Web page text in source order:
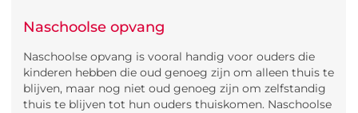
Naschoolse opvang
Naschoolse opvang is vooral handig voor ouders die
kinderen hebben die oud genoeg zijn om alleen thuis te
blijven, maar nog niet oud genoeg zijn om zelfstandig
thuis te blijven tot hun ouders thuiskomen. Naschoolse